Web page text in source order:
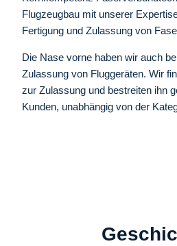
Flugzeugbau mit unserer
Fertigung und Zulassung von
Die Nase vorne haben wir auch
Zulassung von Fluggeräten. Wir
zur Zulassung und bestreiten ihn
Kunden, unabhängig von der